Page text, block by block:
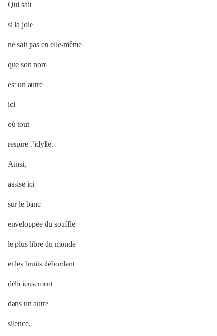
Qui sait
si la joie
ne sait pas en elle-même
que son nom
est un autre
ici
où tout
respire l’idylle.
Ainsi,
assise ici
sur le banc
enveloppée du souffle
le plus libre du monde
et les bruits débordent
délicieusement
dans un autre
silence,